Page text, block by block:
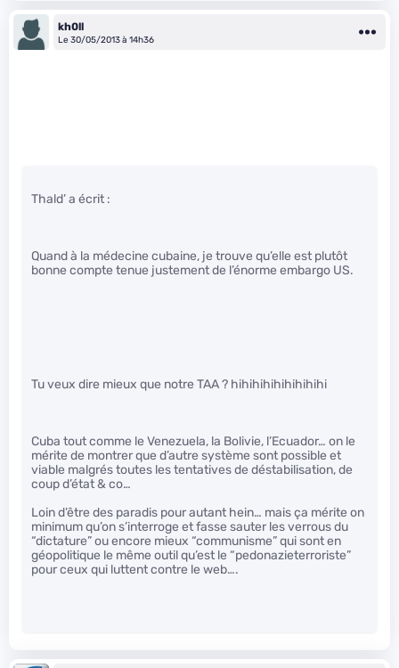
kh0ll
Le 30/05/2013 à 14h36
Thald’ a écrit :
Quand à la médecine cubaine, je trouve qu’elle est plutôt
bonne compte tenue justement de l’énorme embargo US.
Tu veux dire mieux que notre TAA ? hihihihihihihihihi
Cuba tout comme le Venezuela, la Bolivie, l’Ecuador… on le
mérite de montrer que d’autre système sont possible et
viable malgrés toutes les tentatives de déstabilisation, de
coup d’état & co…
Loin d’être des paradis pour autant hein… mais ça mérite on
minimum qu’on s’interroge et fasse sauter les verrous du
“dictature” ou encore mieux “communisme” qui sont en
géopolitique le même outil qu’est le “pedonazieterroriste”
pour ceux qui luttent contre le web….